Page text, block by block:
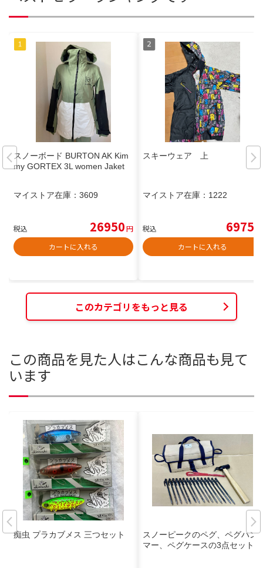
スノーボード BURTON AK Kim
my GORTEX 3L women Jaket
マイストア在庫： 3609
税込 26950円
カートに入れる
スキーウェア 上
マイストア在庫： 1222
税込 6975
カートに入れる
このカテゴリをもっと見る
この商品を見た人はこんな商品も見て
います
痴虫 プラカブメス 三つセット
スノーピークのペグ、ペグハン
マー、ペグケースの3点セット